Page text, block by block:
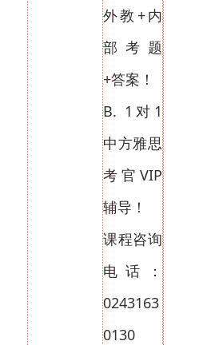
外教+内
部考题
+答案！
B. 1对1
中方雅思
考官VIP
辅导！
课程咨询
电话：
0243163
0130